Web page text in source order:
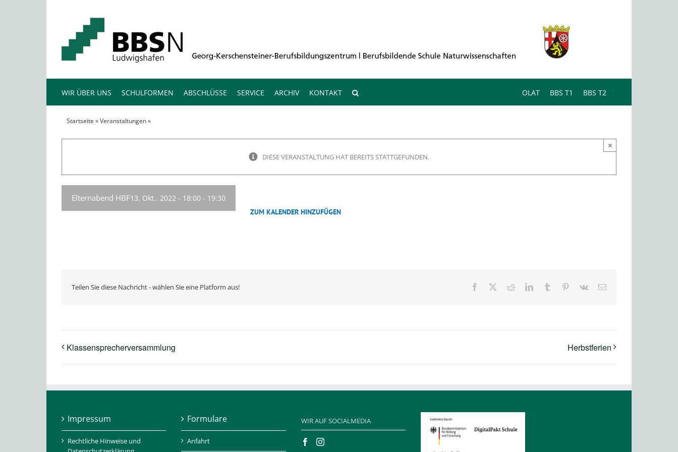
WIR ÜBER UNS SCHULFORMEN ABSCHLÜSSE SERVICE ARCHIV KONTAKT BBS T2
BBS T1
OLAT
Startseite »Veranstaltungen»
DIESE VERANSTALTUNG HAT BEREITS STATTGEFUNDEN.
×
Elternabend HBF13. Okt.. 2022 - 18:00 - 19:30
ZUM KALENDER HINZUFÜGEN
Teilen Sie diese Nachricht - wählen Sie eine Platform aus! Facebook RedditLinkedInTumblr Pinterest
Vk
E-
Klassensprecherversammlung Herbstferien
Impressum
Rechtliche Hinweise und
Formulare
Anfahrt
WIR AUF SOCIALMEDIA